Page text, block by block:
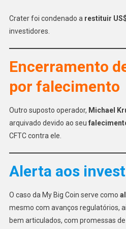
Crater foi condenado a restituir
investidores.
Encerramento
por falecimento
Outro suposto operador, Michael
arquivado devido ao seu
CFTC contra ele.
Alerta aos
O caso da My Big Coin serve como
mesmo com avanços regulatórios,
bem articulados, com promessas